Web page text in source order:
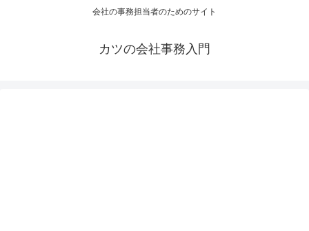
会社の事務担当者のためのサイト
カツの会社事務入門